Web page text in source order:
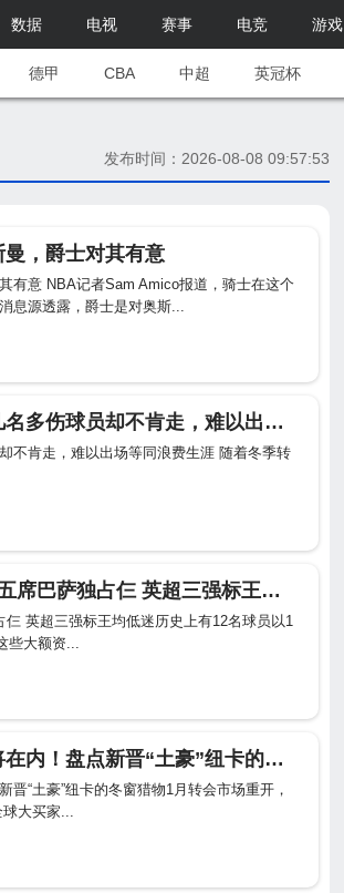
数据 电视 赛事 电竞 游戏
德甲 CBA 中超 英冠杯
发布时间：2026-08-08 09:57:53
，爵士对其有意
有意 NBA记者Sam Amico报道，骑士在这个
息源透露，爵士是对奥斯...
乌姆蒂蒂 难得有人求租求购，几名多伤球员却不肯走，难以出场等同浪费生涯
不肯走，难以出场等同浪费生涯 随着冬季转
巴萨 8次失败的亿元转会：西甲五席巴萨独占仨 英超三强标王均低迷
英超三强标王均低迷历史上有12名球员以1
些大额资...
拜仁 曼联三将领衔！巴萨两弃将在内！盘点新晋“土豪”纽卡的冬窗猎物
“土豪”纽卡的冬窗猎物1月转会市场重开，
球大买家...